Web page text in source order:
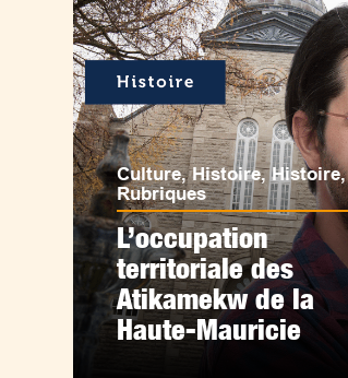
Culture,Histoire,Histoire,
Rubriques
L’occupation
territoriale des
Atikamekw de la
Haute-Mauricie